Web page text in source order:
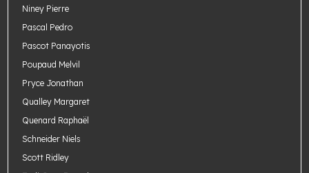
Niney Pierre
Pascal Pedro
Pascot Panayotis
Poupaud Melvil
Pryce Jonathan
Qualley Margaret
Quenard Raphaël
Schneider Niels
Scott Ridley